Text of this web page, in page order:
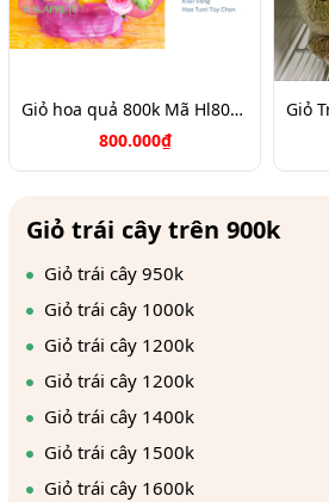
Giỏ hoa quả 800k Mã Hl8055
800.000₫
Giỏ trái cây trên 900k
Giỏ trái cây 950k
Giỏ trái cây 1000k
Giỏ trái cây 1200k
Giỏ trái cây 1200k
Giỏ trái cây 1400k
Giỏ trái cây 1500k
Giỏ trái cây 1600k